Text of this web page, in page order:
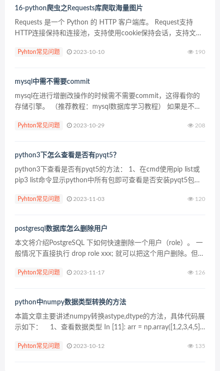
16-python爬虫之Requests库爬取海量图片
Requests 是一个 Python 的 HTTP 客户端库。 Request支持
HTTP连接保持和连接池，支持使用cookie保持会话，支持文件
据自动编码。...
Pyhton常见问题 2023-10-10 190
mysql中需不需要commit
mysql在进行增删改操作的时候需不需要commit，这得看你的
存储引擎。 （推荐教程：mysql数据库学习教程） 如果是不支
是支持事务的引擎，如inno...
Pyhton常见问题 2023-10-29 208
python3下怎么查看是否有pyqt5？
python3下查看是否有pyqt5的方法： 1、在cmd使用pip list或
pip3 list命令显示python中所有包即可查看是否安装pyqt5包
Pyhton常见问题 2023-11-03 120
postgresql数据库怎么删除用户
本文将介绍PostgreSQL 下如何快速删除一个用户（role）。 一
般情况下直接执行 drop role xxx; 就可以把这个用户删除。但是
限依赖...
Pyhton常见问题 2023-11-17 126
python中numpy数据类型转换的方法
本篇文章主要讲述numpy转换astype,dtype的方法，具体代码展
示如下： 1、查看数据类型 In [11]: arr = np.array([1,2,3,4,5])
Pyhton常见问题 2023-10-12 135